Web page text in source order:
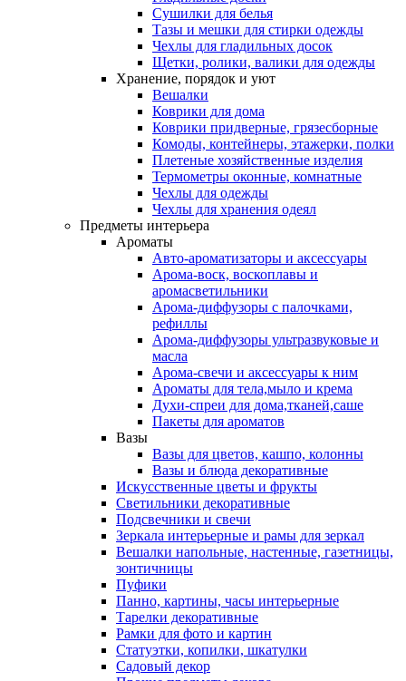
Сушилки для белья
Тазы и мешки для стирки одежды
Чехлы для гладильных досок
Щетки, ролики, валики для одежды
Хранение, порядок и уют
Вешалки
Коврики для дома
Коврики придверные, грязесборные
Комоды, контейнеры, этажерки, полки
Плетеные хозяйственные изделия
Термометры оконные, комнатные
Чехлы для одежды
Чехлы для хранения одеял
Предметы интерьера
Ароматы
Авто-ароматизаторы и аксессуары
Арома-воск, воскоплавы и
аромасветильники
Арома-диффузоры с палочками,
рефиллы
Арома-диффузоры ультразвуковые и
масла
Арома-свечи и аксессуары к ним
Ароматы для тела,мыло и крема
Духи-спреи для дома,тканей,саше
Пакеты для ароматов
Вазы
Вазы для цветов, кашпо, колонны
Вазы и блюда декоративные
Искусственные цветы и фрукты
Светильники декоративные
Подсвечники и свечи
Зеркала интерьерные и рамы для зеркал
Вешалки напольные, настенные, газетницы,
зонтичницы
Пуфики
Панно, картины, часы интерьерные
Тарелки декоративные
Рамки для фото и картин
Статуэтки, копилки, шкатулки
Садовый декор